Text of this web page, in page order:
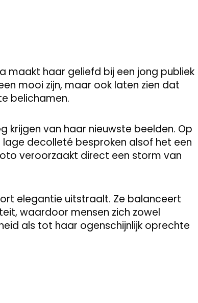
maakt haar geliefd bij een jong publiek
mooi zijn, maar ook laten zien dat
belichamen.
krijgen van haar nieuwste beelden. Op
decolleté besproken alsof het een
veroorzaakt direct een storm van
elegantie uitstraalt. Ze balanceert
waardoor mensen zich zowel
als tot haar ogenschijnlijk oprechte